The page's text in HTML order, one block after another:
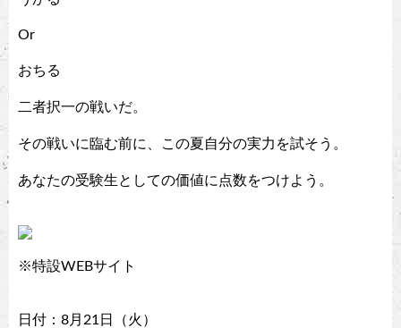
Or
おちる
二者択一の戦いだ。
その戦いに臨む前に、この夏自分の実力を試そう。
あなたの受験生としての価値に点数をつけよう。
※特設WEBサイト
日付：8月21日（火）